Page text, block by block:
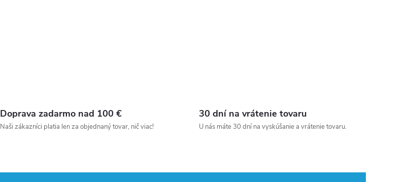
Doprava zadarmo nad 100 €
Naši zákazníci platia len za objednaný tovar, nič viac!
30 dní na vrátenie tovaru
U nás máte 30 dní na vyskúšanie a vrátenie tovaru.